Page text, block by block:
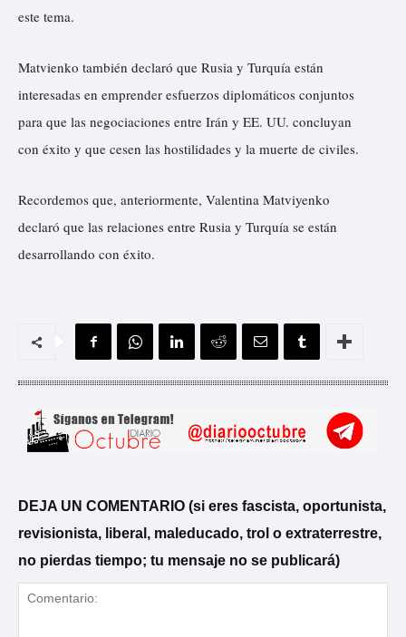
este tema.
Matvienko también declaró que Rusia y Turquía están
interesadas en emprender esfuerzos diplomáticos conjuntos
para que las negociaciones entre Irán y EE. UU. concluyan
con éxito y que cesen las hostilidades y la muerte de civiles.
Recordemos que, anteriormente, Valentina Matviyenko
declaró que las relaciones entre Rusia y Turquía se están
desarrollando con éxito.
DEJA UN COMENTARIO (si eres fascista, oportunista,
revisionista, liberal, maleducado, trol o extraterrestre,
no pierdas tiempo; tu mensaje no se publicará)